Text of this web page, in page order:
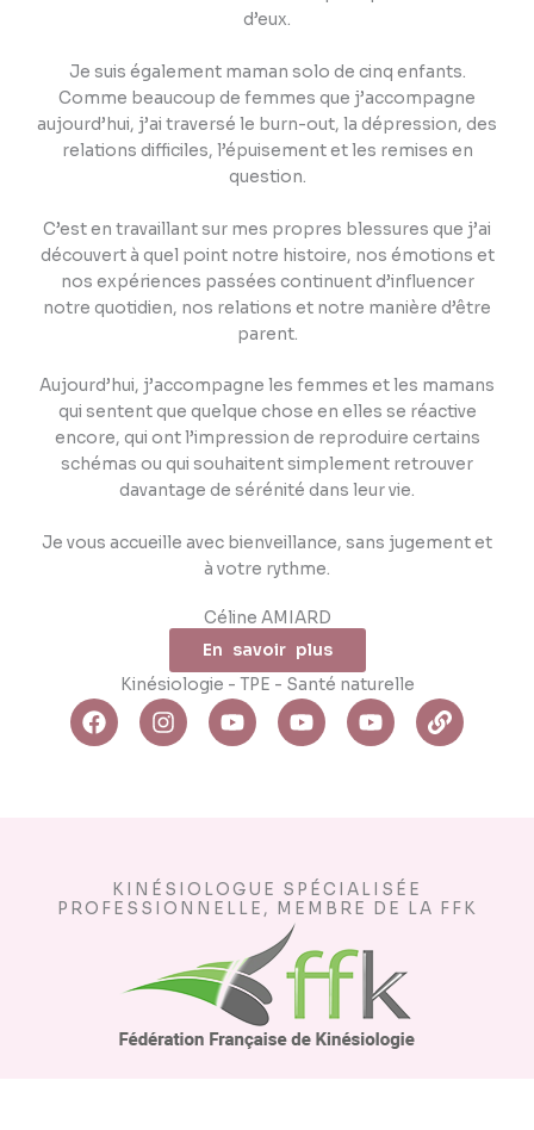
d’eux.
Je suis également maman solo de cinq enfants.
Comme beaucoup de femmes que j’accompagne
aujourd’hui, j’ai traversé le burn-out, la dépression, des
relations difficiles, l’épuisement et les remises en
question.
C’est en travaillant sur mes propres blessures que j’ai
découvert à quel point notre histoire, nos émotions et
nos expériences passées continuent d’influencer
notre quotidien, nos relations et notre manière d’être
parent.
Aujourd’hui, j’accompagne les femmes et les mamans
qui sentent que quelque chose en elles se réactive
encore, qui ont l’impression de reproduire certains
schémas ou qui souhaitent simplement retrouver
davantage de sérénité dans leur vie.
Je vous accueille avec bienveillance, sans jugement et
à votre rythme.
Céline AMIARD
En savoir plus
Kinésiologie - TPE - Santé naturelle
F
a
c
I
n
s
a
m
Y
o
u
Y
o
u
Y
o
u
L
i
n
KINÉSIOLOGUE SPÉCIALISÉE
PROFESSIONNELLE, MEMBRE DE LA FFK